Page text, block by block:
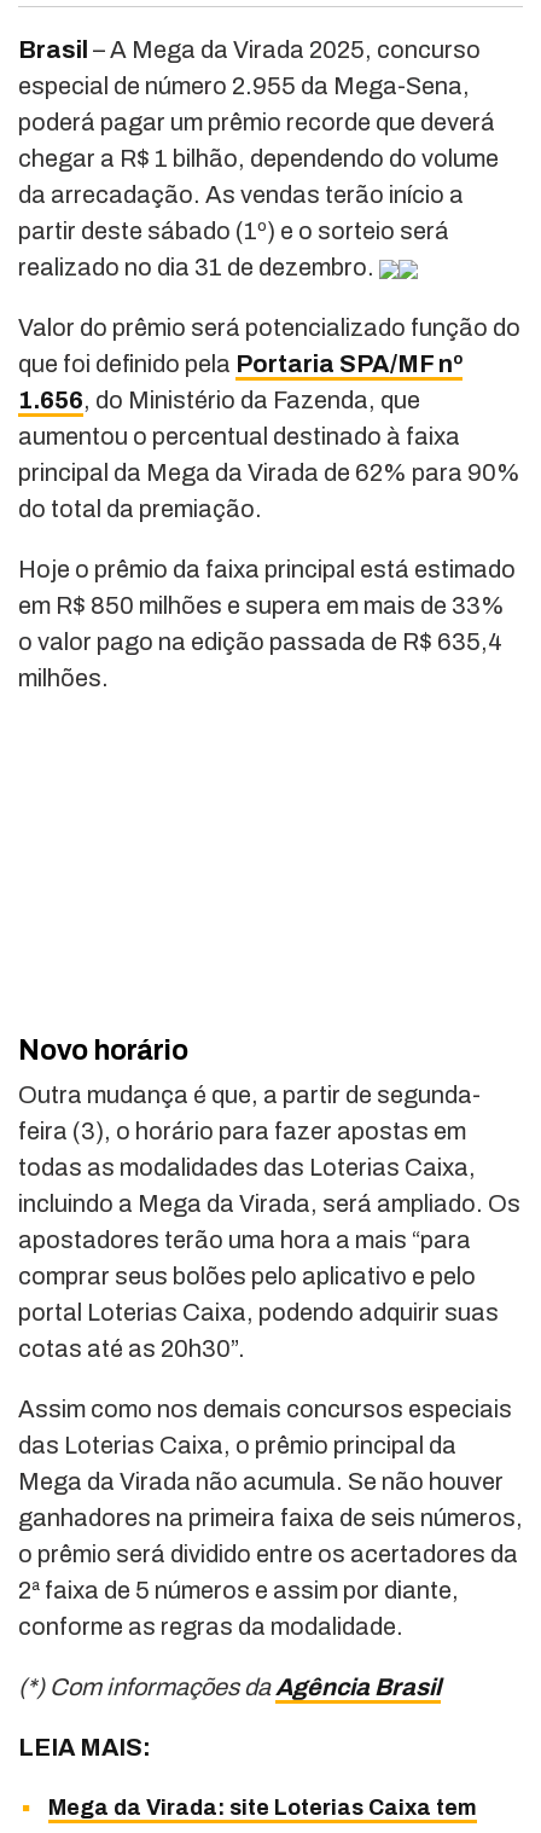
Brasil – A Mega da Virada 2025, concurso
especial de número 2.955 da Mega-Sena,
poderá pagar um prêmio recorde que deverá
chegar a R$ 1 bilhão, dependendo do volume
da arrecadação. As vendas terão início a
partir deste sábado (1º) e o sorteio será
realizado no dia 31 de dezembro.
Valor do prêmio será potencializado função do
que foi definido pela Portaria SPA/MF nº
1.656, do Ministério da Fazenda, que
aumentou o percentual destinado à faixa
principal da Mega da Virada de 62% para 90%
do total da premiação.
Hoje o prêmio da faixa principal está estimado
em R$ 850 milhões e supera em mais de 33%
o valor pago na edição passada de R$ 635,4
milhões.
Novo horário
Outra mudança é que, a partir de segunda-
feira (3), o horário para fazer apostas em
todas as modalidades das Loterias Caixa,
incluindo a Mega da Virada, será ampliado. Os
apostadores terão uma hora a mais “para
comprar seus bolões pelo aplicativo e pelo
portal Loterias Caixa, podendo adquirir suas
cotas até as 20h30”.
Assim como nos demais concursos especiais
das Loterias Caixa, o prêmio principal da
Mega da Virada não acumula. Se não houver
ganhadores na primeira faixa de seis números,
o prêmio será dividido entre os acertadores da
2ª faixa de 5 números e assim por diante,
conforme as regras da modalidade.
(*) Com informações daAgência Brasil
LEIA MAIS:
Mega da Virada: site Loterias Caixa tem